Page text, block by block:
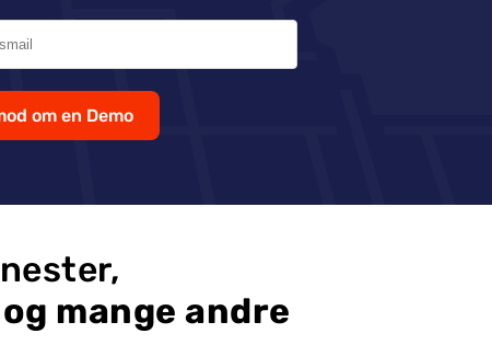
om en Demo
mange andre